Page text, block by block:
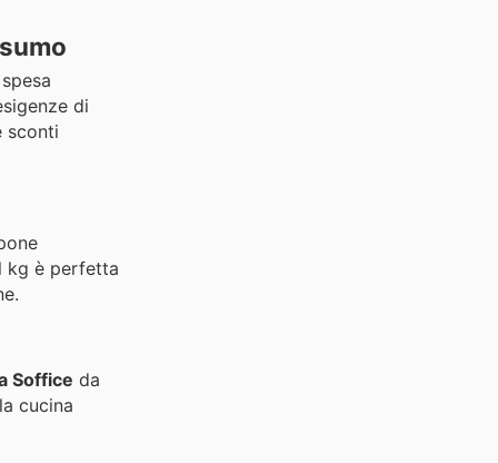
di
sconti
è perfetta
Soffice da
cucina